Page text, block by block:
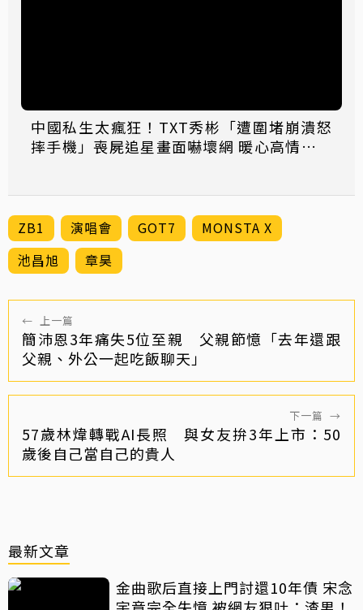
中國私生太瘋狂！TXT秀彬「遭圍堵崩潰怒
摔手機」喪屍追星畫面嚇壞網 暖心高情商回
ZB1 演唱會 GOT7
MONSTA X
池昌旭
章昊
← 上一篇
簡沛恩3年痛失5位至親 父親節憶「去年還跟
父親、外公一起吃飯聊天」
下一篇 →
57歲林煒轉戰AI長照 與女友拚3年上市：50
歲後自己當自己的貴人
最新文章
金曲歌后直接上門討還10年債 宋念